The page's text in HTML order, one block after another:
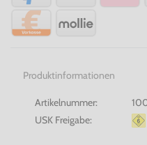
Produktinformationen
Artikelnummer:
USK Freigabe: